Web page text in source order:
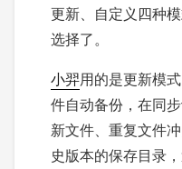
更新、自定义四种
选择了。
小羿用的是更新模
件自动备份，在同
新文件、重复文件
史版本的保存目录